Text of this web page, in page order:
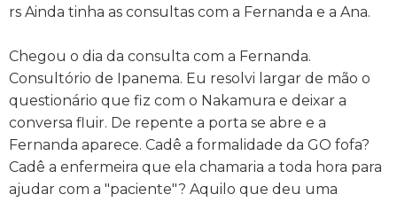
rs Ainda tinha as consultas com a Fernanda e a Ana.
Chegou o dia da consulta com a Fernanda.
Consultório de Ipanema. Eu resolvi largar de mão o
questionário que fiz com o Nakamura e deixar a
conversa fluir. De repente a porta se abre e a
Fernanda aparece. Cadê a formalidade da GO fofa?
Cadê a enfermeira que ela chamaria a toda hora para
ajudar com a "paciente"? Aquilo que deu uma